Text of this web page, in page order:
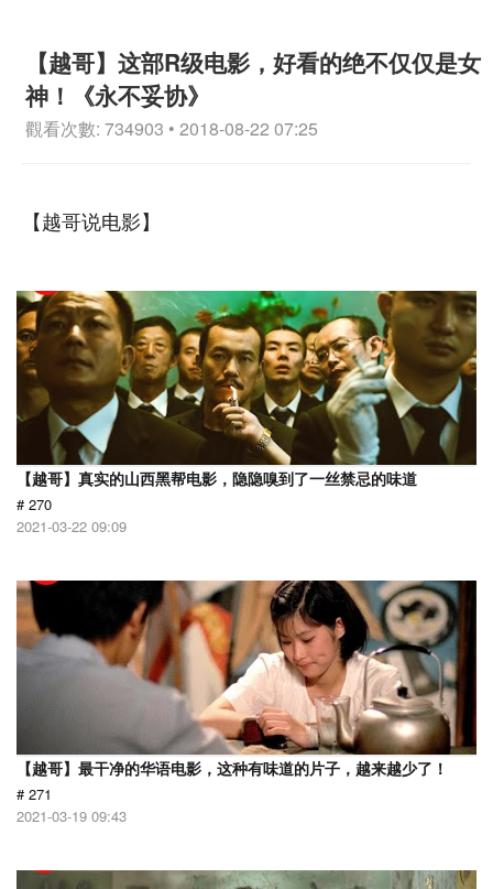
【越哥】这部R级电影，好看的绝不仅仅是女
神！《永不妥协》
觀看次數: 734903 • 2018-08-22 07:25
【越哥说电影】
【越哥】真实的山西黑帮电影，隐隐嗅到了一丝禁忌的味道
# 270
2021-03-22 09:09
【越哥】最干净的华语电影，这种有味道的片子，越来越少了！
# 271
2021-03-19 09:43